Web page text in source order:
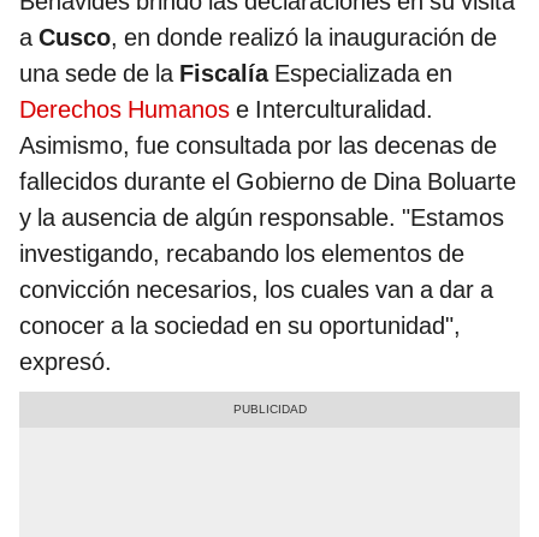
aCusco, en donde realizó la inauguración de
una sede de la FiscalíaEspecializada en
Derechos Humanos e Interculturalidad.
Asimismo, fue consultada por las decenas de
fallecidos durante el Gobierno de Dina Boluarte
y la ausencia de algún responsable. "Estamos
investigando, recabando los elementos de
convicción necesarios, los cuales van a dar a
conocer a la sociedad en su oportunidad",
expresó.